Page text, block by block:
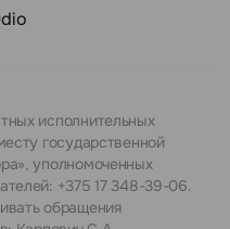
исполнительных
государственной
уполномоченных
+375 17 348-39-06.
обращения